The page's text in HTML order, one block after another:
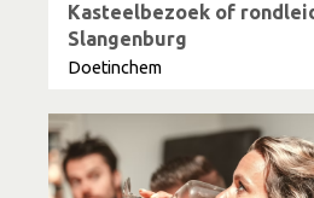
Kasteelbezoek of
Slangenburg
Doetinchem